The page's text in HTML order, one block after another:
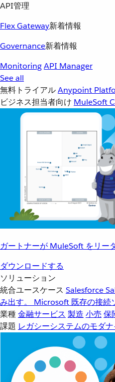
API管理
Flex Gateway新着情報
Governance新着情報
MonitoringAPI Manager
See all
無料トライアルAnypoint
ビジネス担当者向け MuleSoft
ガートナーが MuleSoft をリー
ダウンロードする
ソリューション
統合ユースケース Salesforce
み出す。
Microsoft 既存の接続
業種金融サービス 製造 小売 保
課題 レガシーシステムのモダ